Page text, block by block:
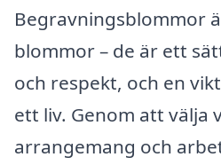
Begravningsblommor
blommor – de är ett
och respekt, och en
ett liv. Genom att välja
arrangemang och